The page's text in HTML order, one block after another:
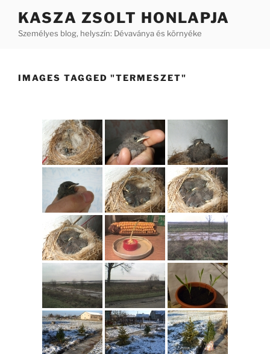
KASZA ZSOLT HONLAPJA
Személyes blog, helyszín: Dévaványa és környéke
IMAGES TAGGED "TERMESZET"